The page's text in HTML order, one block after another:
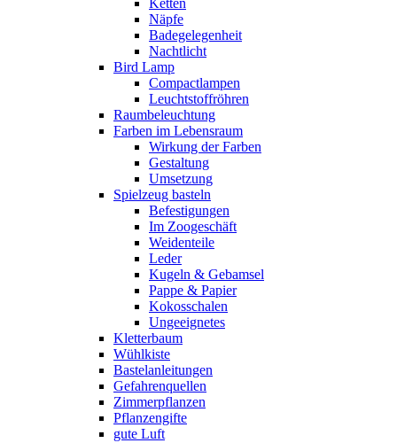
Ketten
Näpfe
Badegelegenheit
Nachtlicht
Bird Lamp
Compactlampen
Leuchtstoffröhren
Raumbeleuchtung
Farben im Lebensraum
Wirkung der Farben
Gestaltung
Umsetzung
Spielzeug basteln
Befestigungen
Im Zoogeschäft
Weidenteile
Leder
Kugeln & Gebamsel
Pappe & Papier
Kokosschalen
Ungeeignetes
Kletterbaum
Wühlkiste
Bastelanleitungen
Gefahrenquellen
Zimmerpflanzen
Pflanzengifte
gute Luft